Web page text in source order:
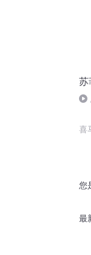
苏
喜
您
最